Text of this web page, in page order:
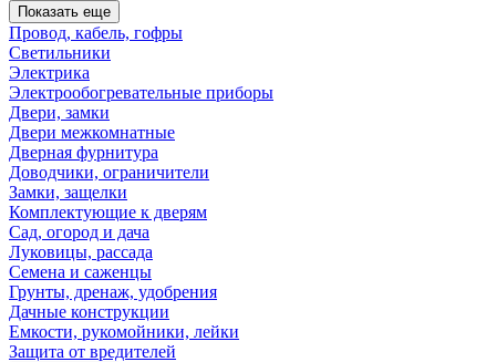
Показать еще
Провод, кабель, гофры
Светильники
Электрика
Электрообогревательные приборы
Двери, замки
Двери межкомнатные
Дверная фурнитура
Доводчики, ограничители
Замки, защелки
Комплектующие к дверям
Сад, огород и дача
Луковицы, рассада
Семена и саженцы
Грунты, дренаж, удобрения
Дачные конструкции
Емкости, рукомойники, лейки
Защита от вредителей